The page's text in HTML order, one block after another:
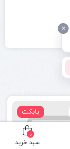
بابکت
×
0
سبد خرید